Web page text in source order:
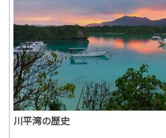
川平湾の歴史